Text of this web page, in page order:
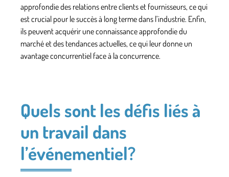
approfondie des relations entre clients et fournisseurs, ce qui
est crucial pour le succès à long terme dans l’industrie. Enfin,
ils peuvent acquérir une connaissance approfondie du
marché et des tendances actuelles, ce qui leur donne un
avantage concurrentiel face à la concurrence.
Quels sont les défis liés à
un travail dans
l’événementiel?